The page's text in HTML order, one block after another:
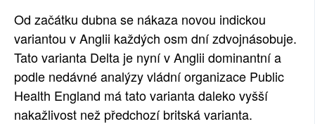
Od začátku dubna se nákaza novou indickou
variantou v Anglii každých osm dní zdvojnásobuje.
Tato varianta Delta je nyní v Anglii dominantní a
podle nedávné analýzy vládní organizace Public
Health England má tato varianta daleko vyšší
nakažlivost než předchozí britská varianta.